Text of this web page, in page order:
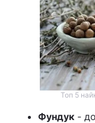
Топ 5
Фундук -